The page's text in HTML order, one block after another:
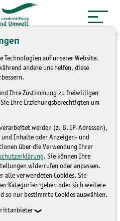
Technologien auf unserer Website.
andere uns helfen, diese
Ihre Zustimmung zu freiwilligen
Ihre Erziehungsberechtigten um
werden (z. B. IP-Adressen),
Inhalte oder Anzeigen- und
über die Verwendung Ihrer
. Sie können Ihre
widerrufen oder anpassen.
alle verwendeten Cookies. Sie
Kategorien geben oder sich weitere
so nur bestimmte Cookies auswählen.
Medien
und LaNU